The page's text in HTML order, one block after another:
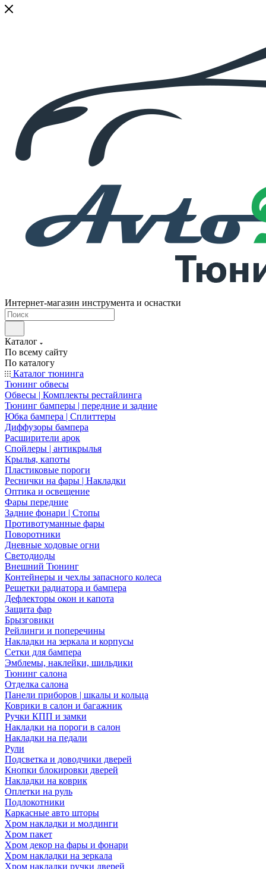
Интернет-магазин инструмента и оснастки
Каталог
По всему сайту
По каталогу
Каталог тюнинга
Тюнинг обвесы
Обвесы | Комплекты рестайлинга
Тюнинг бамперы | передние и задние
Юбка бампера | Сплиттеры
Диффузоры бампера
Расширители арок
Спойлеры | антикрылья
Крылья, капоты
Пластиковые пороги
Реснички на фары | Накладки
Оптика и освещение
Фары передние
Задние фонари | Стопы
Противотуманные фары
Поворотники
Дневные ходовые огни
Светодиоды
Внешний Тюнинг
Контейнеры и чехлы запасного колеса
Решетки радиатора и бампера
Дефлекторы окон и капота
Защита фар
Брызговики
Рейлинги и поперечины
Накладки на зеркала и корпусы
Сетки для бампера
Эмблемы, наклейки, шильдики
Тюнинг салона
Отделка салона
Панели приборов | шкалы и кольца
Коврики в салон и багажник
Ручки КПП и замки
Накладки на пороги в салон
Накладки на педали
Рули
Подсветка и доводчики дверей
Кнопки блокировки дверей
Накладки на коврик
Оплетки на руль
Подлокотники
Каркасные авто шторы
Хром накладки и молдинги
Хром пакет
Хром декор на фары и фонари
Хром накладки на зеркала
Хром накладки ручки дверей